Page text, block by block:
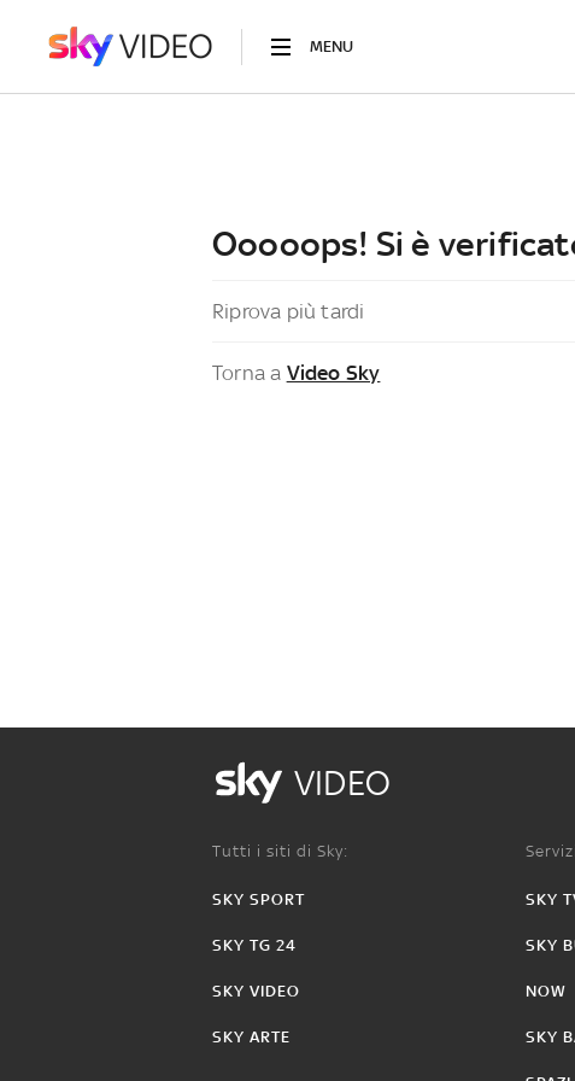
MENU
Ooooops! Si è
Riprova più tardi
Torna a Video Sky
VIDEO
Tutti i siti di Sky:
SKY SPORT
SKY TG 24
SKY VIDEO
SKY ARTE
SKY
SKY
NOW
SKY